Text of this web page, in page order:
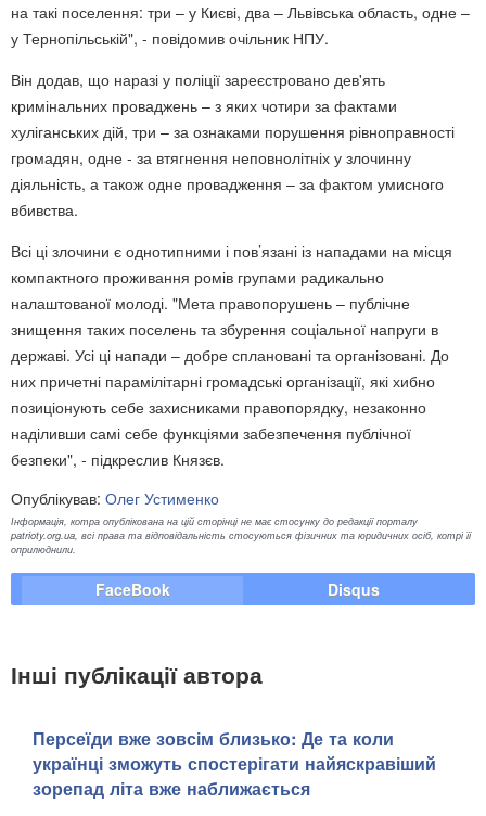
на такі поселення: три – у Києві, два – Львівська область, одне –
у Тернопільській", - повідомив очільник НПУ.
Він додав, що наразі у поліції зареєстровано дев'ять
кримінальних проваджень – з яких чотири за фактами
хуліганських дій, три – за ознаками порушення рівноправності
громадян, одне - за втягнення неповнолітніх у злочинну
діяльність, а також одне провадження – за фактом умисного
вбивства.
Всі ці злочини є однотипними і пов’язані із нападами на місця
компактного проживання ромів групами радикально
налаштованої молоді. "Мета правопорушень – публічне
знищення таких поселень та збурення соціальної напруги в
державі. Усі ці напади – добре сплановані та організовані. До
них причетні парамілітарні громадські організації, які хибно
позиціонують себе захисниками правопорядку, незаконно
наділивши самі себе функціями забезпечення публічної
безпеки", - підкреслив Князєв.
Опублікував: Олег Устименко
Інформація, котра опублікована на цій сторінці не має стосунку до редакції порталу
patrioty.org.ua, всі права та відповідальність стосуються фізичних та юридичних осіб, котрі її
оприлюднили.
FaceBook Disqus
Інші публікації автора
Персеїди вже зовсім близько: Де та коли
українці зможуть спостерігати найяскравіший
зорепад літа вже наближається